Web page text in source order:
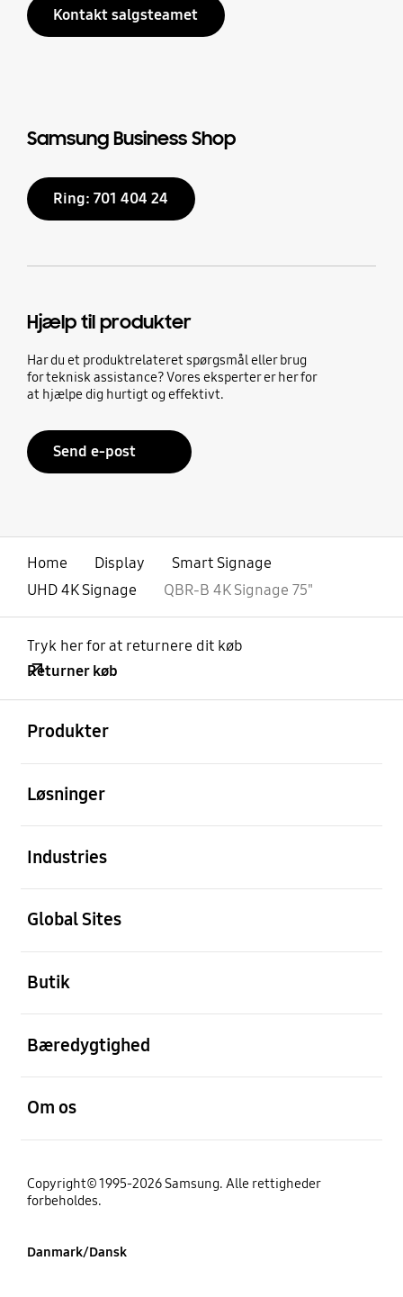
Kontakt salgsteamet
Samsung Business Shop
Ring: 701 404 24
Hjælp til produkter
Har du et produktrelateret spørgsmål eller brug
for teknisk assistance? Vores eksperter er her for
at hjælpe dig hurtigt og effektivt.
Send e-post
Home Display
Smart Signage
UHD 4K Signage
QBR-B 4K Signage 75"
Tryk her for at returnere dit køb
Returner køb
Produkter
Løsninger
Industries
Global Sites
Butik
Bæredygtighed
Om os
Copyright© 1995-2026 Samsung. Alle rettigheder
forbeholdes.
Danmark/Dansk